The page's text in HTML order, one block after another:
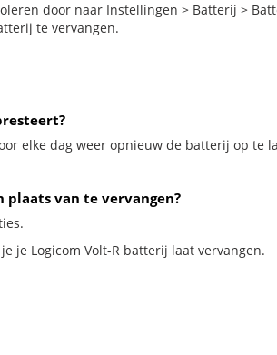
door naar Instellingen > Batterij >
te vervangen.
elke dag weer opnieuw de batterij op te
van te vervangen?
je Logicom Volt-R batterij laat vervangen.